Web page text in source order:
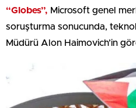
“Globes”, Microsoft genel
soruşturma sonucunda,
Müdürü Alon Haimovich’in